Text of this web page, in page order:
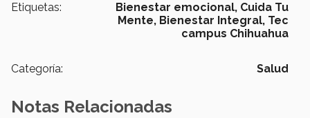
Etiquetas: Bienestar emocional, Cuida Tu
Mente, Bienestar Integral, Tec
campus Chihuahua
Categoría: Salud
Notas Relacionadas